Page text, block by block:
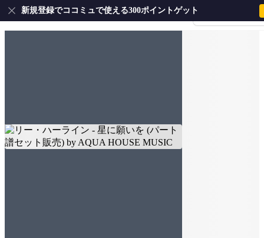
会員登録・ログイ
新規登録でココミュで使える300ポイントゲット
Youtube